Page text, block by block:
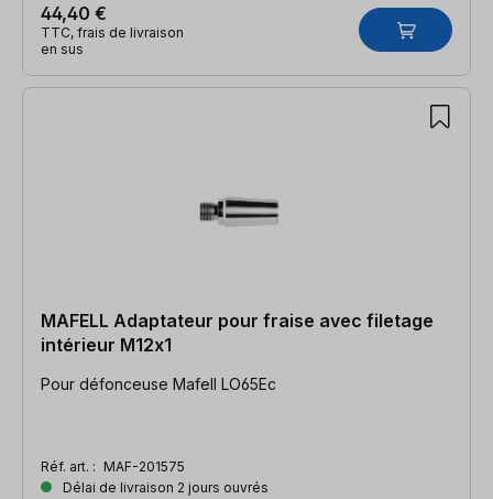
44,40 €
TTC, frais de livraison
en sus
MAFELL Adaptateur pour fraise avec filetage
intérieur M12x1
Pour défonceuse Mafell LO65Ec
Réf. art. : MAF-201575
Délai de livraison 2 jours ouvrés